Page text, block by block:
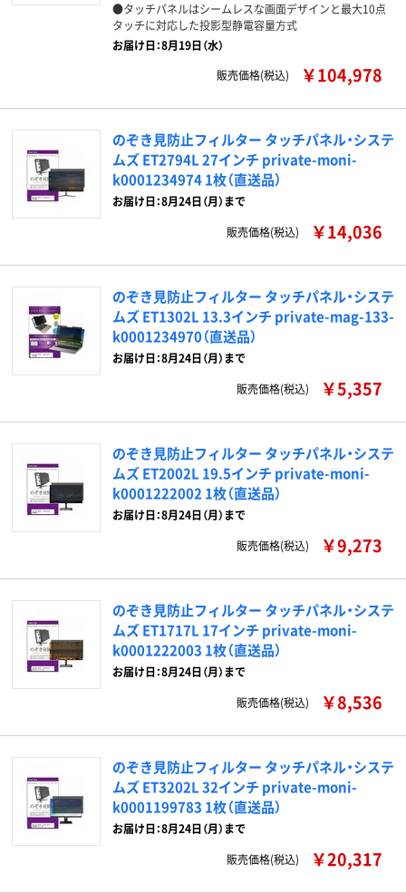
●タッチパネルはシームレスな画面デザインと最大10点
タッチに対応した投影型静電容量方式
お届け日：8月19日（水）
販売価格(税込)
￥104,978
のぞき見防止フィルター タッチパネル・システ
ムズ ET2794L 27インチ private-moni-
k0001234974 1枚（直送品）
お届け日：8月24日（月）まで
販売価格(税込)
￥14,036
のぞき見防止フィルター タッチパネル・システ
ムズ ET1302L 13.3インチ private-mag-133-
k0001234970（直送品）
お届け日：8月24日（月）まで
販売価格(税込)
￥5,357
のぞき見防止フィルター タッチパネル・システ
ムズ ET2002L 19.5インチ private-moni-
k0001222002 1枚（直送品）
お届け日：8月24日（月）まで
販売価格(税込)
￥9,273
のぞき見防止フィルター タッチパネル・システ
ムズ ET1717L 17インチ private-moni-
k0001222003 1枚（直送品）
お届け日：8月24日（月）まで
販売価格(税込)
￥8,536
のぞき見防止フィルター タッチパネル・システ
ムズ ET3202L 32インチ private-moni-
k0001199783 1枚（直送品）
お届け日：8月24日（月）まで
販売価格(税込)
￥20,317